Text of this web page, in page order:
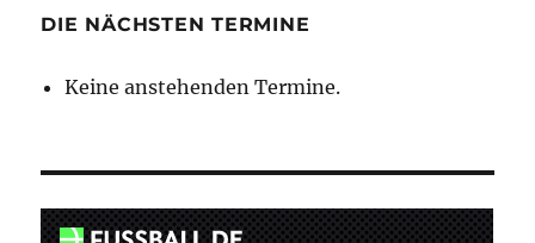
DIE NÄCHSTEN TERMINE
Keine anstehenden Termine.